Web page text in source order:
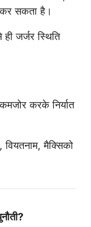
सकता है।
जर्जर स्थिति
करके निर्यात
वियतनाम, मैक्सिको